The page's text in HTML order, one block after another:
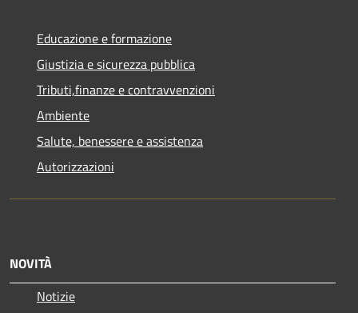
Educazione e formazione
Giustizia e sicurezza pubblica
Tributi,finanze e contravvenzioni
Ambiente
Salute, benessere e assistenza
Autorizzazioni
NOVITÀ
Notizie